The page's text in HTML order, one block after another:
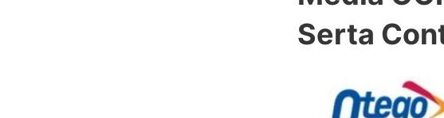
Serta